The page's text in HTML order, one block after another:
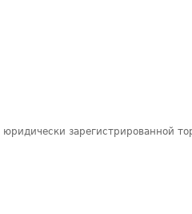
юридически зарегистрированной